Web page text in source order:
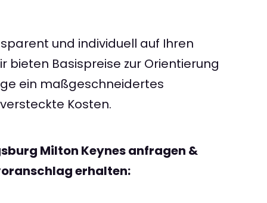
und individuell auf Ihren
bieten Basispreise zur Orientierung
ein maßgeschneidertes
Kosten.
Milton Keynes anfragen &
erhalten: